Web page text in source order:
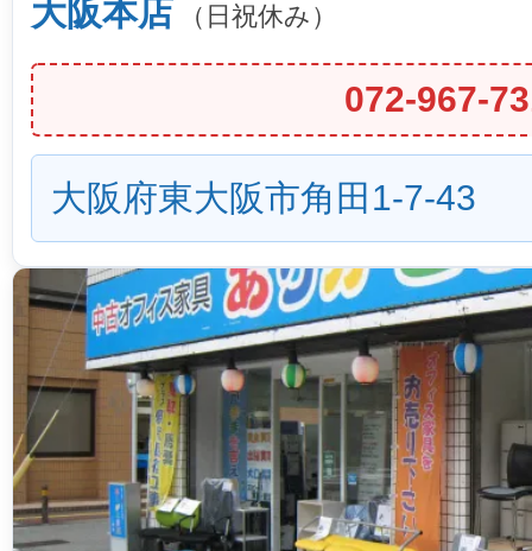
大阪本店 （日祝休み）
072-967-
大阪府東大阪市角田1-7-43